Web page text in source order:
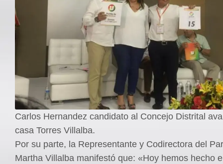
Carlos Hernandez candidato al Concejo Distrital
casa Torres Villalba.
Por su parte, la Representante y Codirectora del
Martha Villalba manifestó que: «Hoy hemos hecho